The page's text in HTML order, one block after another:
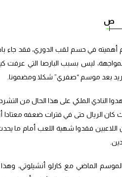
ص
أهميته في حسم لقب الدوري، فقد جاء
ليس بسبب البارصا التي عرفت
بعد موسم “صفري” شكلا ومضمونا.
النادي الملكي على هذا الحال من
كان الريال حتى في فترات ضعفه
اللاعبين فقدوا شهية اللعب أمام
الماضي مع كارلو أنشيلوتي،